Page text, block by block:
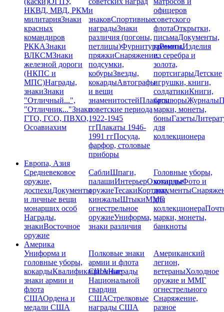
НКВД, МВД, РКМ
милитарияЗнаки
красных
командиров
РККАЗнаки
ВЛКСМЗнаки
железной дороги
(НКПС и
МПС)Награды,
знакиЗнаки
"Отличный...",
"Отличник..."Знаки
ГТО, ГСО, ПВХО,
Осоавиахим
и
знаковСпортивные
наградыЗнаки
различия (погоны,
петлицы)ФурнитураРемни,
пряжкиСнаряжение,
подсумки,
кобурыЗвезды,
кокардыАвтографы
и вещи
знаменитостейПлакаты
советские периода
1922-1945
ггПлакаты 1946-
1991 ггПосуда,
фарфор, столовые
приборы
офицеров
советского
флотаОткрытки,
письмаДокументы,
грамотыИзделия
из серебра и
золота,
портсигарыДетские
игрушки, книги,
солдатикиКниги,
брошюрыЖурналы
марки, монеты,
боныГазеты
для
коллекционера
Европа, Азия
Средневековое
оружие,
доспехиДокументы
и личные вещи
монарших особ
Награды,
знакиВосточное
оружие
СаблиШпаги,
палашиИнтерьерОхотничье
оружиеТесакиКортики,
кинжалыШтыкиММГ,
огнестрельное
оружиеУниформа,
знаки различия
Головные уборы,
кокардыФото и
документы
для
коллекционера
марки, монеты,
банкноты
Америка
Униформа и
головные уборы,
кокардыКвалификационные
знаки армии и
флота
СШАОрдена и
медали США
Полковые знаки
армии и флота
СШАНаграды
Национальной
гвардии
СШАСтрелковые
награды США
Американский
легион,
ветераныХолодное
оружие и ММГ
огнестрельного
Снаряжение,
разное